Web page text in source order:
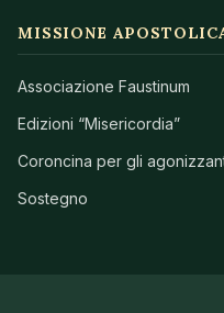
MISSIONE
Associazione Faustinum
Edizioni “Misericordia”
Coroncina per gli
Sostegno